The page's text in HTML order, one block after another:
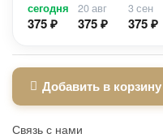
сегодня
375 ₽
20 авг
375 ₽
3 сен
375 ₽
Добавить в корзину
Связь с нами